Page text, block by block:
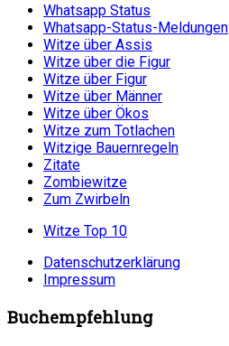
Whatsapp Status
Whatsapp-Status-Meldungen
Witze über Assis
Witze über die Figur
Witze über Figur
Witze über Männer
Witze über Ökos
Witze zum Totlachen
Witzige Bauernregeln
Zitate
Zombiewitze
Zum Zwirbeln
Witze Top 10
Datenschutzerklärung
Impressum
Buchempfehlung